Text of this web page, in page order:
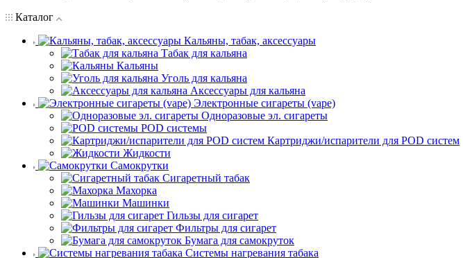
Каталог
Кальяны, табак, аксессуары
Табак для кальяна
Кальяны
Уголь для кальяна
Аксессуары для кальяна
Электронные сигареты (vape)
Одноразовые эл. сигареты
POD системы
Картриджи/испарители для POD систем
Жидкости
Самокрутки
Сигаретный табак
Махорка
Машинки
Гильзы для сигарет
Фильтры для сигарет
Бумага для самокруток
Системы нагревания табака